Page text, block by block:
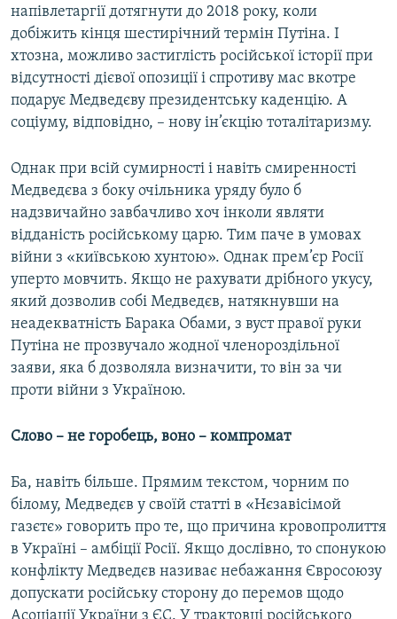
напівлетаргії дотягнути до 2018 року, коли
добіжить кінця шестирічний термін Путіна. І
хтозна, можливо застиглість російської історії при
відсутності дієвої опозиції і спротиву мас вкотре
подарує Медведєву президентську каденцію. А
соціуму, відповідно, – нову ін’єкцію тоталітаризму.
Однак при всій сумирності і навіть смиренності
Медведєва з боку очільника уряду було б
надзвичайно завбачливо хоч інколи являти
відданість російському царю. Тим паче в умовах
війни з «київською хунтою». Однак прем’єр Росії
уперто мовчить. Якщо не рахувати дрібного укусу,
який дозволив собі Медведєв, натякнувши на
неадекватність Барака Обами, з вуст правої руки
Путіна не прозвучало жодної членороздільної
заяви, яка б дозволяла визначити, то він за чи
проти війни з Україною.
Слово – не горобець, воно – компромат
Ба, навіть більше. Прямим текстом, чорним по
білому, Медведєв у своїй статті в «Нєзавісімой
газєтє» говорить про те, що причина кровопролиття
в Україні – амбіції Росії. Якщо дослівно, то спонукою
конфлікту Медведєв називає небажання Євросоюзу
допускати російську сторону до перемов щодо